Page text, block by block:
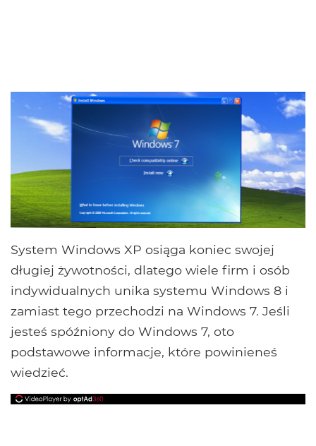
System Windows XP osiąga koniec swojej
długiej żywotności, dlatego wiele firm i osób
indywidualnych unika systemu Windows 8 i
zamiast tego przechodzi na Windows 7. Jeśli
jesteś spóźniony do Windows 7, oto
podstawowe informacje, które powinieneś
wiedzieć.